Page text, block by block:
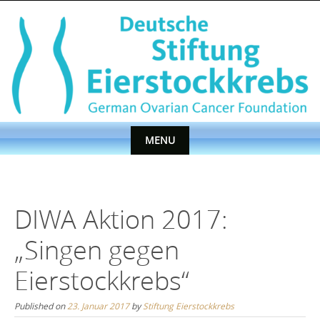
content
MENU
DIWA Aktion 2017:
„Singen gegen
Eierstockkrebs“
Published on23. Januar 2017byStiftung Eierstockkrebs